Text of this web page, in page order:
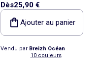
Shirt rayé mixte épais en
Coton Bio, Homme ou
Femme
Dès25,90 €
Ajouter au panier
Vendu par Breizh Océan
10 couleurs